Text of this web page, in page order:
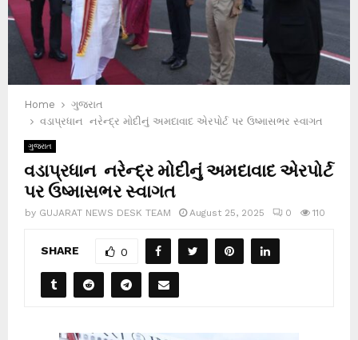
Home
ગુજરાત
વડાપ્રધાન નરેન્દ્ર મોદીનું અમદાવાદ એરપોર્ટ પર ઉષ્માસભર સ્વાગત
ગુજરાત
વડાપ્રધાન નરેન્દ્ર મોદીનું અમદાવાદ એરપોર્ટ
પર ઉષ્માસભર સ્વાગત
by GUJARAT NEWS DESK TEAM August 25, 2025 0 110
SHARE 0